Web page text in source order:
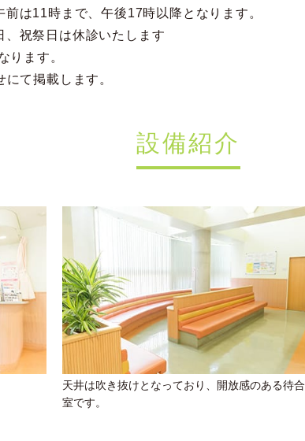
は11時まで、午後17時以降となります。
祝祭日は休診いたします
ります。
て掲載します。
設備紹介
天井は吹き抜けとなっており、開放感のある待合
室です。